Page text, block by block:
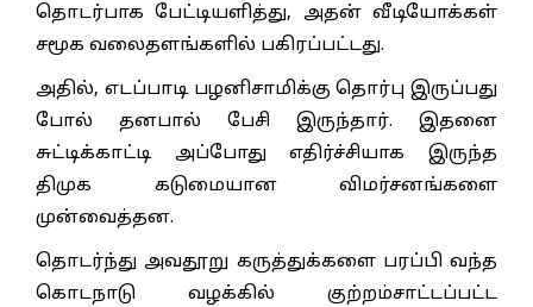
தொடர்பாக பேட்டியளித்து, அதன் வீடியோக்கள்
சமூக வலைதளங்களில் பகிரப்பட்டது.
அதில், எடப்பாடி பழனிசாமிக்கு தொர்பு இருப்பது
போல் தனபால் பேசி இருந்தார். இதனை
சுட்டிக்காட்டி அப்போது எதிர்ச்சியாக இருந்த
திமுக கடுமையான விமர்சனங்களை
முன்வைத்தன.
தொடர்ந்து அவதூறு கருத்துக்களை பரப்பி வந்த
கொடநாடு வழக்கில் குற்றம்சாட்டப்பட்ட